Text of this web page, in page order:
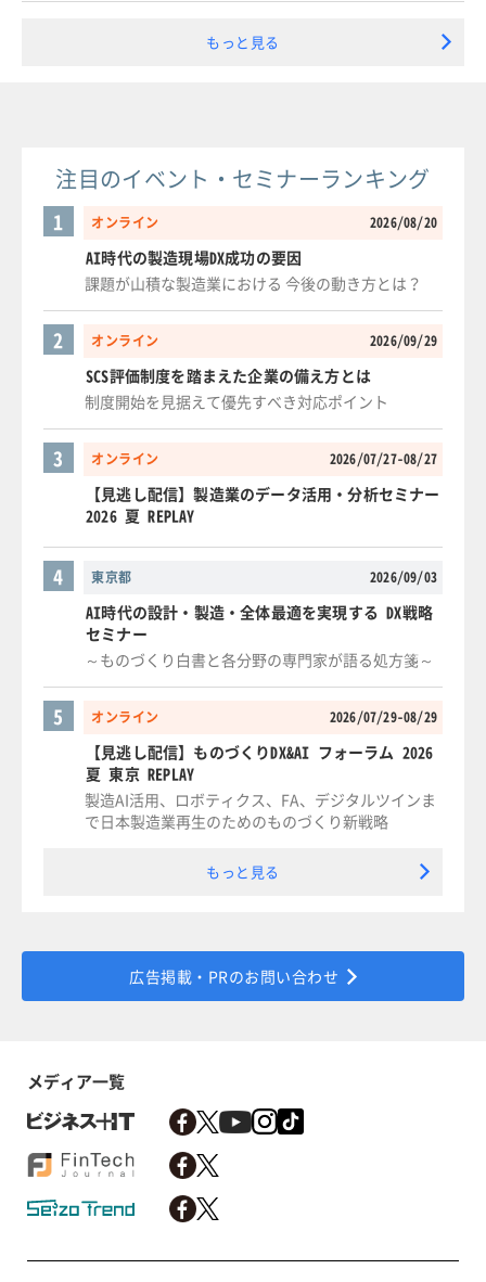
もっと見る
注目のイベント・セミナーランキング
オンライン 2026/08/20
1
AI時代の製造現場DX成功の要因
課題が山積な製造業における 今後の動き方とは？
オンライン 2026/09/29
2
SCS評価制度を踏まえた企業の備え方とは
制度開始を見据えて優先すべき対応ポイント
オンライン 2026/07/27-08/27
3
【見逃し配信】製造業のデータ活用・分析セミナー
2026 夏 REPLAY
東京都 2026/09/03
4
AI時代の設計・製造・全体最適を実現する DX戦略
セミナー
～ものづくり白書と各分野の専門家が語る処方箋～
オンライン 2026/07/29-08/29
5
【見逃し配信】ものづくりDX&AI フォーラム 2026
夏 東京 REPLAY
製造AI活用、ロボティクス、FA、デジタルツインま
で日本製造業再生のためのものづくり新戦略
もっと見る
広告掲載・PRのお問い合わせ
メディア一覧